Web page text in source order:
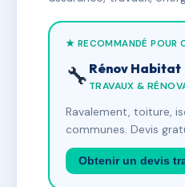
★ RECOMMANDÉ POUR
🔧 Rénov Habitat
TRAVAUX &
Ravalement, toiture,
communes. Devis
Obtenir un devis